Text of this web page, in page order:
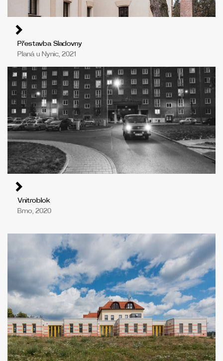
Přestavba Sladovny
Planá u Nynic, 2021
Vnitroblok
Brno, 2020